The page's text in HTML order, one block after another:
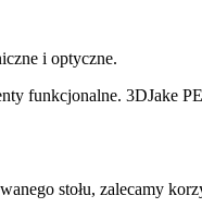
i optyczne.
funkcjonalne. 3DJake
stołu, zalecamy